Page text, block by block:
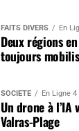
FAITS DIVERS En
Deux régions
toujours
SOCIÉTÉ En Ligne
Un drone à
Valras-Plage